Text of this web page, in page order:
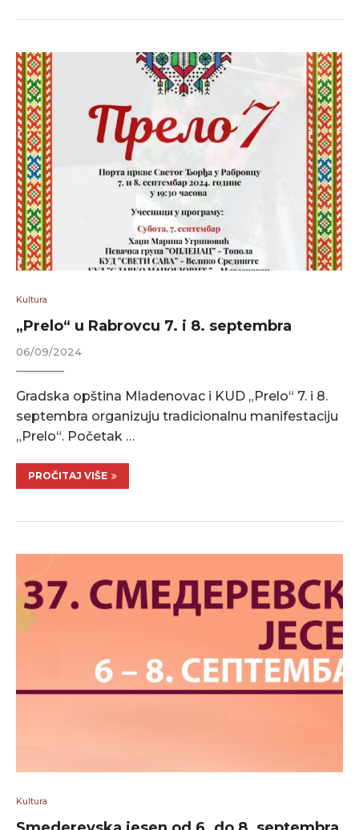
Kultura
„Prelo“ u Rabrovcu 7. i 8. septembra
06/09/2024
Gradska opština Mladenovac i KUD „Prelo“ 7. i 8.
septembra organizuju tradicionalnu manifestaciju
„Prelo“. Početak …
PROČITAJ VIŠE
Kultura